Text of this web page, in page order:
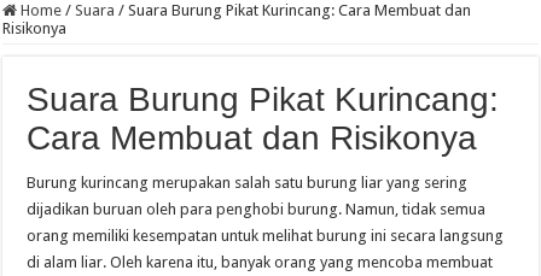
Home / Suara / Suara Burung Pikat Kurincang: Cara Membuat dan
Risikonya
Suara Burung Pikat Kurincang:
Cara Membuat dan Risikonya
Burung kurincang merupakan salah satu burung liar yang sering
dijadikan buruan oleh para penghobi burung. Namun, tidak semua
orang memiliki kesempatan untuk melihat burung ini secara langsung
di alam liar. Oleh karena itu, banyak orang yang mencoba membuat